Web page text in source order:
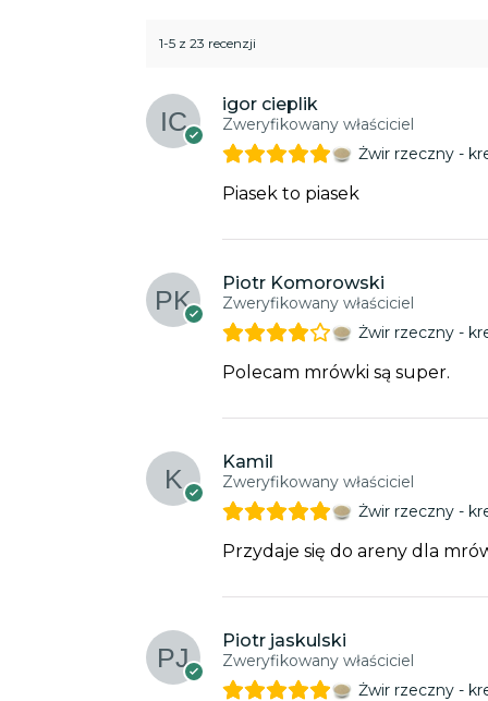
1-5 z 23 recenzji
igor cieplik
Zweryfikowany właściciel
Żwir rzeczny -
Piasek to piasek
Piotr Komorowski
Zweryfikowany właściciel
Żwir rzeczny -
Polecam mrówki są super.
Kamil
Zweryfikowany właściciel
Żwir rzeczny -
Przydaje się do areny dla
Piotr jaskulski
Zweryfikowany właściciel
Żwir rzeczny -